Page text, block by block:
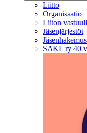
Liitto
Organisaatio
Liiton
Jäsenjärjestöt
Jäsenhakemus
SAKL ry 40